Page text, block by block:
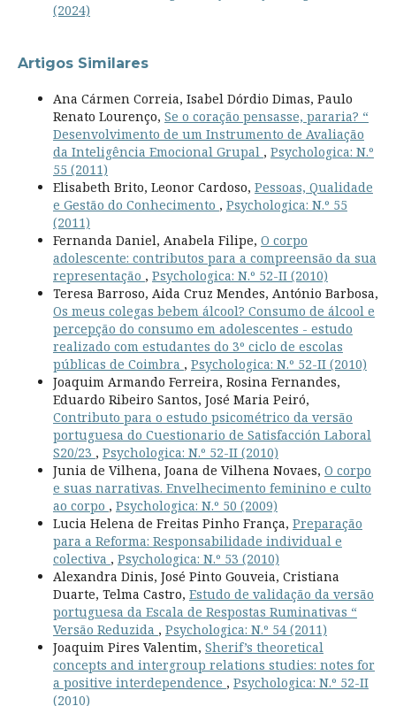
(2024)
Artigos Similares
Ana Cármen Correia, Isabel Dórdio Dimas, Paulo
Renato Lourenço, Se o coração pensasse, pararia? “
Desenvolvimento de um Instrumento de Avaliação
da Inteligência Emocional Grupal , Psychologica: N.º
55 (2011)
Elisabeth Brito, Leonor Cardoso, Pessoas, Qualidade
e Gestão do Conhecimento , Psychologica: N.º 55
(2011)
Fernanda Daniel, Anabela Filipe, O corpo
adolescente: contributos para a compreensão da sua
representação , Psychologica: N.º 52-II (2010)
Teresa Barroso, Aida Cruz Mendes, António Barbosa,
Os meus colegas bebem álcool? Consumo de álcool e
percepção do consumo em adolescentes - estudo
realizado com estudantes do 3º ciclo de escolas
públicas de Coimbra , Psychologica: N.º 52-II (2010)
Joaquim Armando Ferreira, Rosina Fernandes,
Eduardo Ribeiro Santos, José Maria Peiró,
Contributo para o estudo psicométrico da versão
portuguesa do Cuestionario de Satisfacción Laboral
S20/23 , Psychologica: N.º 52-II (2010)
Junia de Vilhena, Joana de Vilhena Novaes, O corpo
e suas narrativas. Envelhecimento feminino e culto
ao corpo , Psychologica: N.º 50 (2009)
Lucia Helena de Freitas Pinho França, Preparação
para a Reforma: Responsabilidade individual e
colectiva , Psychologica: N.º 53 (2010)
Alexandra Dinis, José Pinto Gouveia, Cristiana
Duarte, Telma Castro, Estudo de validação da versão
portuguesa da Escala de Respostas Ruminativas “
Versão Reduzida , Psychologica: N.º 54 (2011)
Joaquim Pires Valentim, Sherif’s theoretical
concepts and intergroup relations studies: notes for
a positive interdependence , Psychologica: N.º 52-II
(2010)